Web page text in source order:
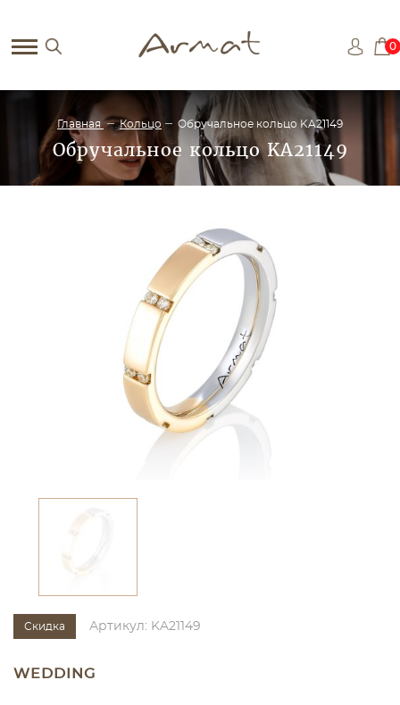
0
Главная Кольцо Обручальное кольцо KA21149
Обручальное кольцо KA21149
Скидка Артикул: KA21149
WEDDING